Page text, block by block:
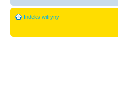
Indeks witryny